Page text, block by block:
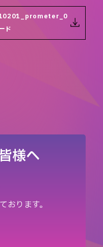
ド
様へ
おります。